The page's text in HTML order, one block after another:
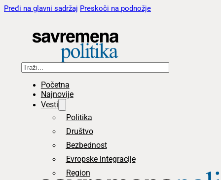
Pređi na glavni sadržaj Preskoči na podnožje
Pretraga
Početna
Najnovije
Vesti
Politika
Društvo
Bezbednost
Evropske integracije
Region